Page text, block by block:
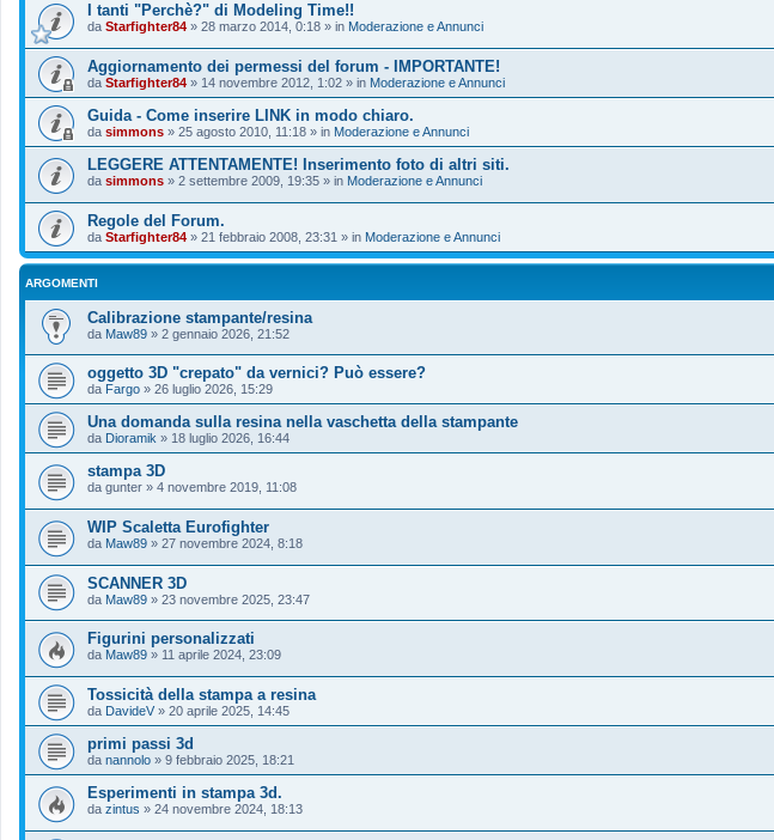
I tanti "Perchè?" di Modeling Time!!
da Starfighter84 » 28 marzo 2014, 0:18 » in Moderazione e Annunci
Aggiornamento dei permessi del forum - IMPORTANTE!
da Starfighter84 » 14 novembre 2012, 1:02 » in Moderazione e Annunci
Guida - Come inserire LINK in modo chiaro.
da simmons » 25 agosto 2010, 11:18 » in Moderazione e Annunci
LEGGERE ATTENTAMENTE! Inserimento foto di altri siti.
da simmons » 2 settembre 2009, 19:35 » in Moderazione e Annunci
Regole del Forum.
da Starfighter84 » 21 febbraio 2008, 23:31 » in Moderazione e Annunci
ARGOMENTI
Calibrazione stampante/resina
da Maw89 » 2 gennaio 2026, 21:52
oggetto 3D "crepato" da vernici? Può essere?
da Fargo » 26 luglio 2026, 15:29
Una domanda sulla resina nella vaschetta della stampante
da Dioramik » 18 luglio 2026, 16:44
stampa 3D
da gunter » 4 novembre 2019, 11:08
WIP Scaletta Eurofighter
da Maw89 » 27 novembre 2024, 8:18
SCANNER 3D
da Maw89 » 23 novembre 2025, 23:47
Figurini personalizzati
da Maw89 » 11 aprile 2024, 23:09
Tossicità della stampa a resina
da DavideV » 20 aprile 2025, 14:45
primi passi 3d
da nannolo » 9 febbraio 2025, 18:21
Esperimenti in stampa 3d.
da zintus » 24 novembre 2024, 18:13